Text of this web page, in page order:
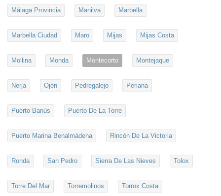
Málaga Provincia Manilva Marbella
Marbella Ciudad Maro Mijas Mijas Costa
Mollina Monda Montecorto Montejaque
Nerja Ojén Pedregalejo Periana
Puerto Banús Puerto De La Torre
Puerto Marina Benalmádena Rincón De La Victoria
Ronda San Pedro Sierra De Las Nieves Tolox
Torre Del Mar Torremolinos Torrox Costa